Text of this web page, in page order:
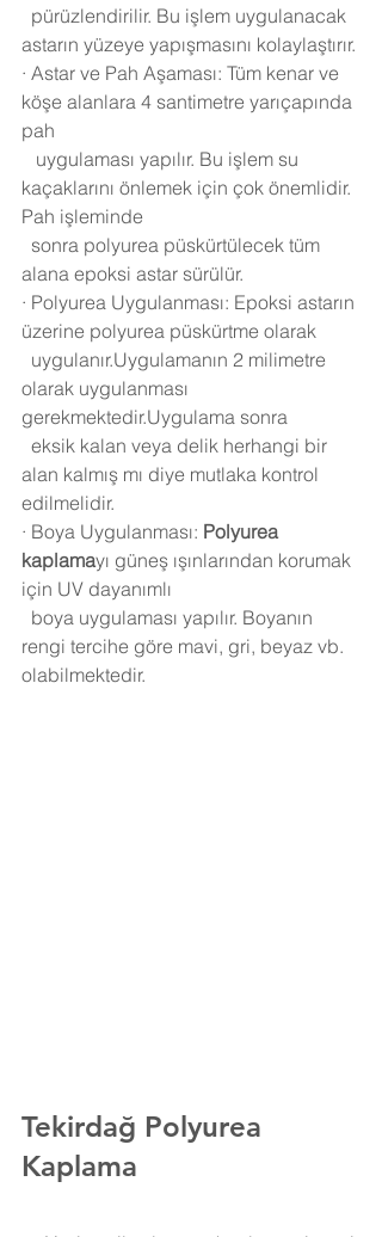
astarın yüzeye yapışmasını kolaylaştırır.
· Astar ve Pah Aşaması: Tüm kenar ve
köşe alanlara 4 santimetre yarıçapında
pah
kaçaklarını önlemek için çok önemlidir.
Pah işleminde
alana epoksi astar sürülür.
· Polyurea Uygulanması: Epoksi astarın
üzerine polyurea püskürtme olarak
olarak uygulanması
gerekmektedir.Uygulama sonra
alan kalmış mı diye mutlaka kontrol
edilmelidir.
· Boya Uygulanması: Polyurea
kaplamayı güneş ışınlarından korumak
için UV dayanımlı
rengi tercihe göre mavi, gri, beyaz vb.
olabilmektedir.
Tekirdağ Polyurea
Kaplama